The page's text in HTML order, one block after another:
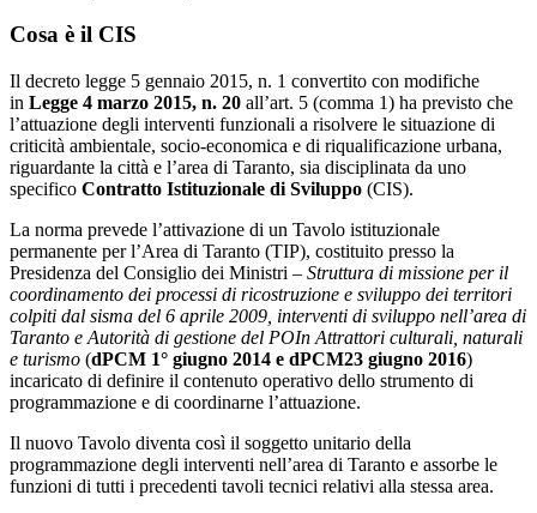
Cosa è il CIS
Il decreto legge 5 gennaio 2015, n. 1 convertito con modifiche
in Legge 4 marzo 2015, n. 20 all’art. 5 (comma 1) ha previsto che
l’attuazione degli interventi funzionali a risolvere le situazione di
criticità ambientale, socio-economica e di riqualificazione urbana,
riguardante la città e l’area di Taranto, sia disciplinata da uno
specifico Contratto Istituzionale di Sviluppo (CIS).
La norma prevede l’attivazione di un Tavolo istituzionale
permanente per l’Area di Taranto (TIP), costituito presso la
Presidenza del Consiglio dei Ministri – Struttura di missione per il
coordinamento dei processi di ricostruzione e sviluppo dei territori
colpiti dal sisma del 6 aprile 2009, interventi di sviluppo nell’area di
Taranto e Autorità di gestione del POIn Attrattori culturali, naturali
e turismo (dPCM 1° giugno 2014 e dPCM23 giugno 2016)
incaricato di definire il contenuto operativo dello strumento di
programmazione e di coordinarne l’attuazione.
Il nuovo Tavolo diventa così il soggetto unitario della
programmazione degli interventi nell’area di Taranto e assorbe le
funzioni di tutti i precedenti tavoli tecnici relativi alla stessa area.